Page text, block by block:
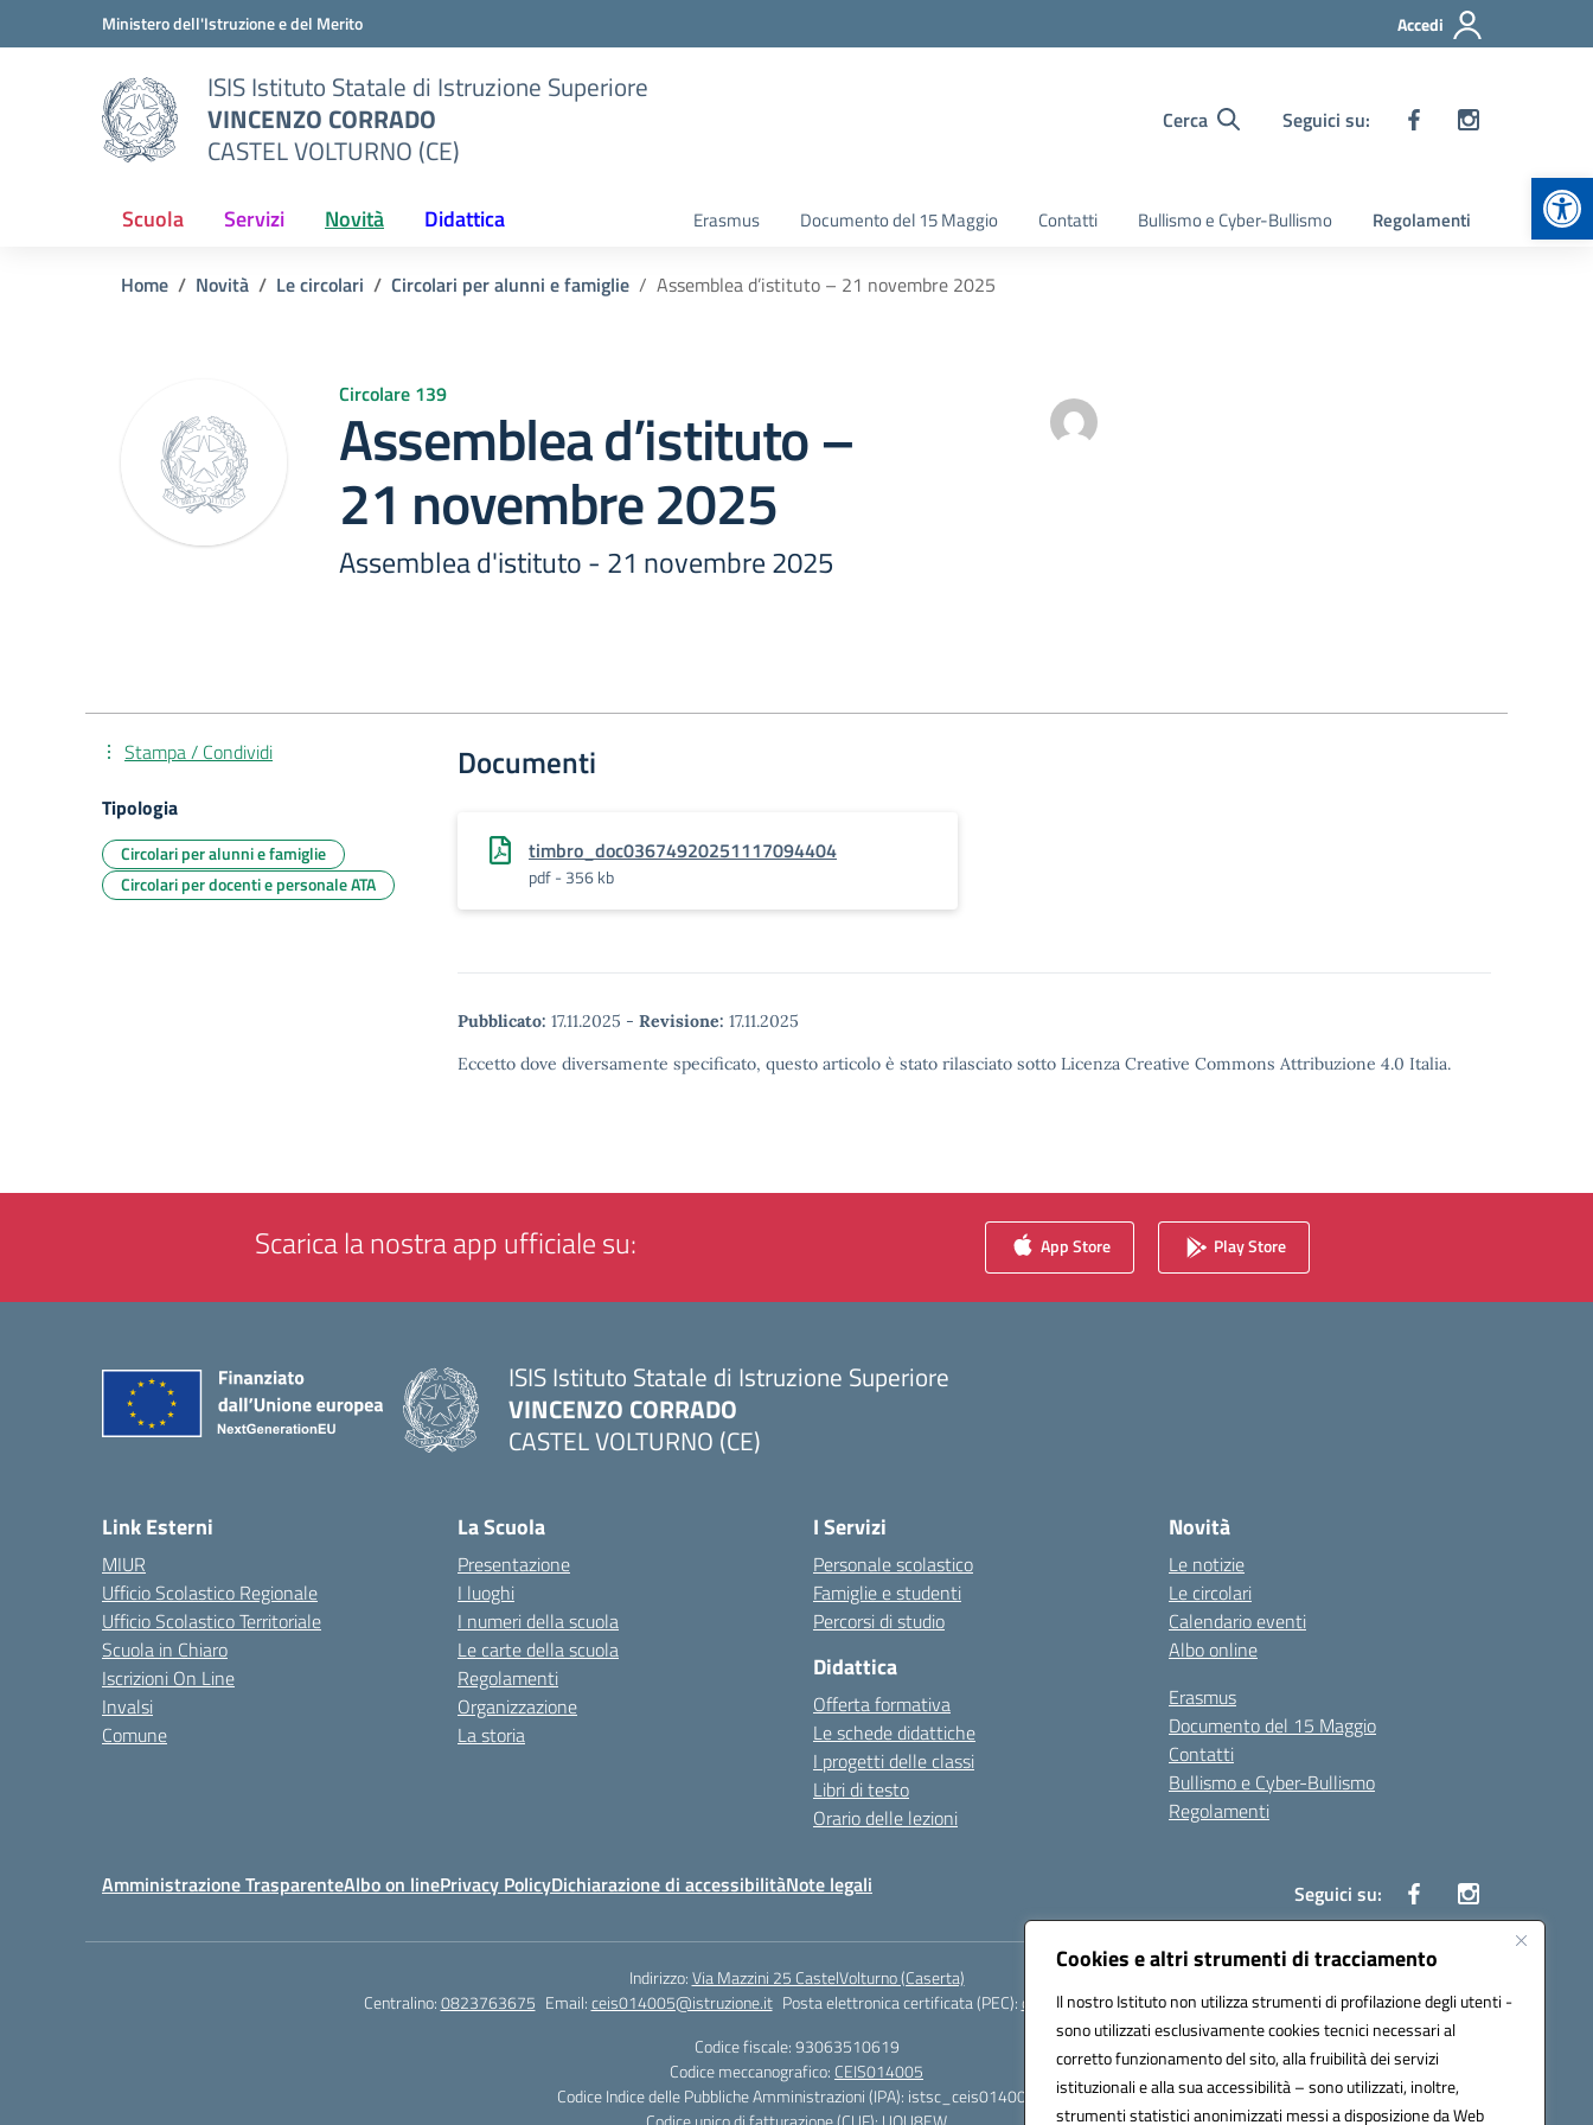
Cookies e altri strumenti di tracciamento
Il nostro Istituto non utilizza strumenti di profilazione degli utenti -
sono utilizzati esclusivamente cookies tecnici necessari al
corretto funzionamento del sito, alla fruibilità dei servizi
istituzionali e alla sua accessibilità – sono utilizzati, inoltre,
strumenti statistici anonimizzati messi a disposizione da Web
Vai ai contenuti
Vai al menu di navigazioneMinistero dell'Istruzione e del Merito Accedi
ISIS Istituto Statale di Istruzione Superiore
VINCENZO CORRADO
CASTEL VOLTURNO (CE)
Cerca Seguici su:
Scuola Servizi Novità Didattica Erasmus Documento del 15 Maggio Contatti Bullismo e Cyber-Bullismo Regolamenti
Home Novità Le circolari Circolari per alunni e famiglie Assemblea d’istituto – 21 novembre 2025
Circolare 139
Assemblea d’istituto –
21 novembre 2025
Assemblea d'istituto - 21 novembre 2025
Documenti
timbro_doc03674920251117094404
pdf - 356 kb
Pubblicato: 17.11.2025 - Revisione: 17.11.2025
Eccetto dove diversamente specificato, questo articolo è stato rilasciato sotto Licenza Creative Commons Attribuzione 4.0 Italia.
Stampa / Condividi
Tipologia
Circolari per alunni e famiglie
Circolari per docenti e personale ATA
Scarica la nostra app ufficiale su: App Store Play Store
ISIS Istituto Statale di Istruzione Superiore
VINCENZO CORRADO
CASTEL VOLTURNO (CE)
Link Esterni
MIUR
Ufficio Scolastico Regionale
Ufficio Scolastico Territoriale
Scuola in Chiaro
Iscrizioni On Line
Invalsi
Comune
La Scuola
Presentazione
I luoghi
I numeri della scuola
Le carte della scuola
Regolamenti
Organizzazione
La storia
I Servizi
Personale scolastico
Famiglie e studenti
Percorsi di studio
Didattica
Offerta formativa
Le schede didattiche
I progetti delle classi
Libri di testo
Orario delle lezioni
Novità
Le notizie
Le circolari
Calendario eventi
Albo online
Erasmus
Documento del 15 Maggio
Contatti
Bullismo e Cyber-Bullismo
Regolamenti
Amministrazione TrasparenteAlbo on linePrivacy PolicyDichiarazione di accessibilitàNote legali Seguici su:
Indirizzo:Via Mazzini 25 CastelVolturno (Caserta)
Centralino:0823763675 Email:ceis014005@istruzione.it Posta elettronica certificata (PEC):ceis014005@pec.istruzione.it
Codice fiscale: 93063510619
Codice meccanografico: CEIS014005
Codice Indice delle Pubbliche Amministrazioni (IPA): istsc_ceis014005